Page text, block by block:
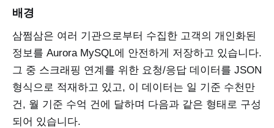
배경
삼쩜삼은 여러 기관으로부터 수집한 고객의 개인화된
정보를 Aurora MySQL에 안전하게 저장하고 있습니다.
그 중 스크래핑 연계를 위한 요청/응답 데이터를 JSON
형식으로 적재하고 있고, 이 데이터는 일 기준 수천만
건, 월 기준 수억 건에 달하며 다음과 같은 형태로 구성
되어 있습니다.